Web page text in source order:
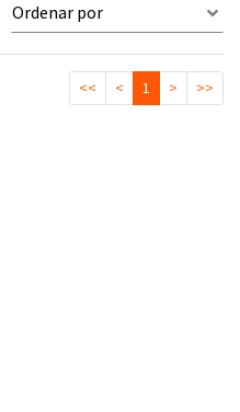
Ordenar por
<< < 1 > >>